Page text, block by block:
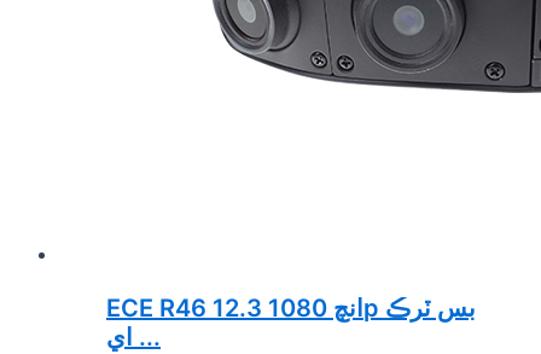
ECE R46 12.3 انچ 1080p بس ٽرڪ
اي ...